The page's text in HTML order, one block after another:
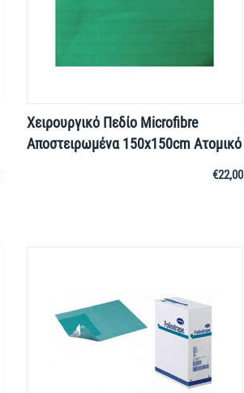
Χειρουργικό Πεδίο Microfibre
Αποστειρωμένα 150x150cm Ατομικό
€22,00